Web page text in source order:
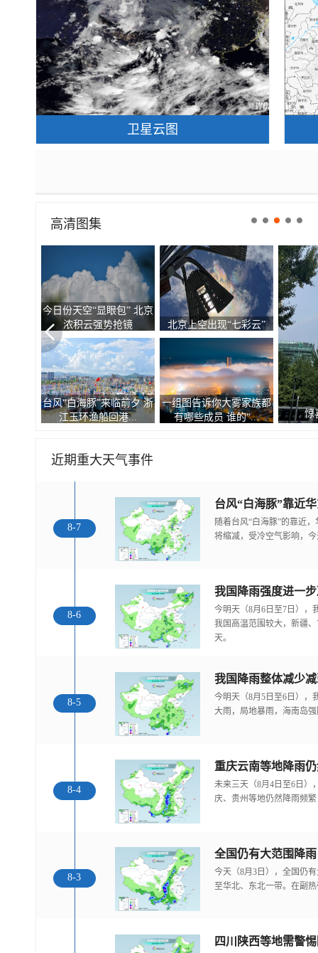
卫星云图
高清图集
今日份天空“显眼包” 北京
浓积云强势抢镜
北京上空出现“七彩云”
台风“白海豚”来临前夕 浙
江玉环渔船回港...
一组图告诉你大雾家族都
有哪些成员 谁的“...
惊
近期重大天气事件
8-7
随着台风“白海豚”的靠近
将缩减，受冷空气影响，
8-6
今明天（8月6日至7日），
我国高温范围较大，新疆
天。
8-5
我国降雨整体减少
今明天（8月5日至6日），
大雨，局地暴雨，海南岛
8-4
重庆云南等地降雨
未来三天（8月4日至6日）
庆、贵州等地仍然降雨频
8-3
全国仍有大范围降
今天（8月3日），全国仍
至华北、东北一带。在副